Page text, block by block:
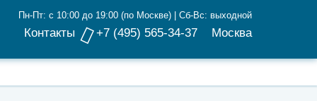
Контакты
Пн-Пт: с 10:00 до 19:00 (по Москве) | Сб-Вс: выходной
+7 (495) 565-34-37 Москва